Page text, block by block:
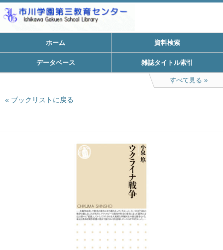
ホーム 資料検索
データベース 雑誌タイトル索引
すべて見る
ブックリストに戻る